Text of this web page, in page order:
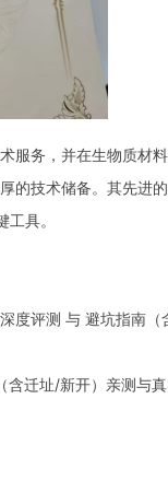
务，并在生物质材料
的技术储备。其先进
具。
评测 与 避坑指南（
迁址/新开）亲测与